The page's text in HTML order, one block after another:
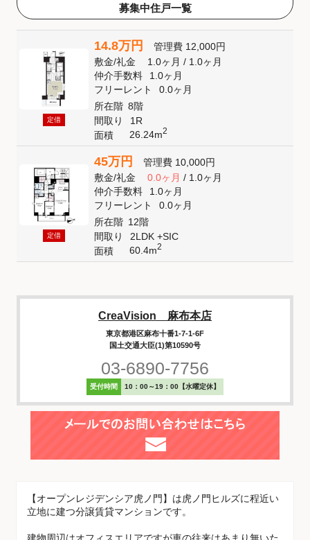
募集中住戸一覧
定借
14.8万円 管理費 12,000円
敷金/礼金 1.0ヶ月/ 1.0ヶ月
仲介手数料
1.0ヶ月
フリーレント
0.0ヶ月
所在階 8階
間取り
1R
面積
26.24m2
定借
45万円 管理費 10,000円
敷金/礼金 0.0ヶ月/ 1.0ヶ月
仲介手数料
1.0ヶ月
フリーレント
0.0ヶ月
所在階 12階
間取り
2LDK +SIC
面積
60.4m2
CreaVision 麻布本店
東京都港区麻布十番1-7-1-6F
国土交通大臣(1)第10590号
03-6890-7756
受付時間 10：00～19：00【水曜定休】
【オープンレジデンシア虎ノ門】は虎ノ門ヒルズに程近い
立地に建つ分譲賃貸マンションです。